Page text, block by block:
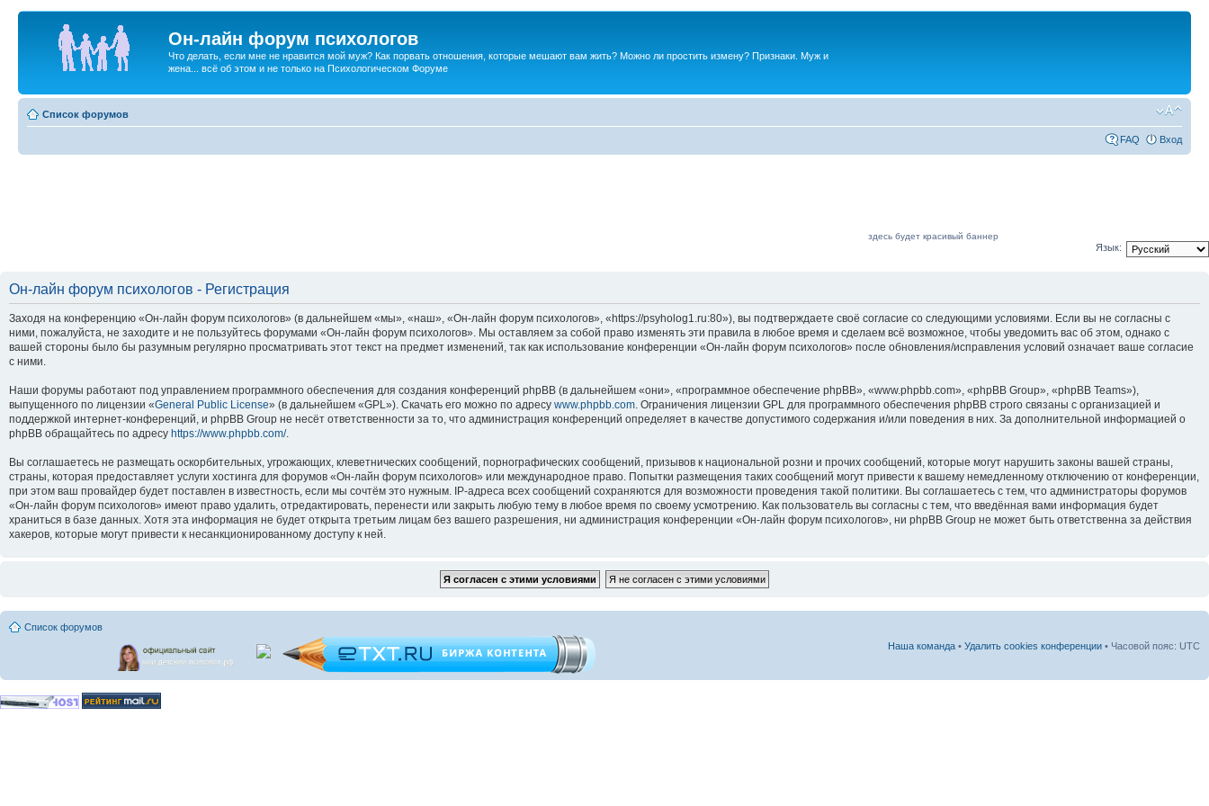
Он-лайн форум психологов
Что делать, если мне не нравится мой муж? Как порвать отношения, которые мешают вам жить? Можно ли простить измену? Признаки. Муж и
жена... всё об этом и не только на Психологическом Форуме
Список форумов
FAQ Вход
здесь будет красивый баннер
Язык:
Он-лайн форум психологов - Регистрация
Заходя на конференцию «Он-лайн форум психологов» (в дальнейшем «мы», «наш», «Он-лайн форум психологов», «https://psyholog1.ru:80»), вы подтверждаете своё согласие со следующими условиями. Если вы не согласны с
ними, пожалуйста, не заходите и не пользуйтесь форумами «Он-лайн форум психологов». Мы оставляем за собой право изменять эти правила в любое время и сделаем всё возможное, чтобы уведомить вас об этом, однако с
вашей стороны было бы разумным регулярно просматривать этот текст на предмет изменений, так как использование конференции «Он-лайн форум психологов» после обновления/исправления условий означает ваше согласие
с ними.
Наши форумы работают под управлением программного обеспечения для создания конференций phpBB (в дальнейшем «они», «программное обеспечение phpBB», «www.phpbb.com», «phpBB Group», «phpBB Teams»),
выпущенного по лицензии «General Public License» (в дальнейшем «GPL»). Скачать его можно по адресу www.phpbb.com. Ограничения лицензии GPL для программного обеспечения phpBB строго связаны с организацией и
поддержкой интернет-конференций, и phpBB Group не несёт ответственности за то, что администрация конференций определяет в качестве допустимого содержания и/или поведения в них. За дополнительной информацией о
phpBB обращайтесь по адресу https://www.phpbb.com/.
Вы соглашаетесь не размещать оскорбительных, угрожающих, клеветнических сообщений, порнографических сообщений, призывов к национальной розни и прочих сообщений, которые могут нарушить законы вашей страны,
страны, которая предоставляет услуги хостинга для форумов «Он-лайн форум психологов» или международное право. Попытки размещения таких сообщений могут привести к вашему немедленному отключению от конференции,
при этом ваш провайдер будет поставлен в известность, если мы сочтём это нужным. IP-адреса всех сообщений сохраняются для возможности проведения такой политики. Вы соглашаетесь с тем, что администраторы форумов
«Он-лайн форум психологов» имеют право удалить, отредактировать, перенести или закрыть любую тему в любое время по своему усмотрению. Как пользователь вы согласны с тем, что введённая вами информация будет
храниться в базе данных. Хотя эта информация не будет открыта третьим лицам без вашего разрешения, ни администрация конференции «Он-лайн форум психологов», ни phpBB Group не может быть ответственна за действия
хакеров, которые могут привести к несанкционированному доступу к ней.
Список форумов
Наша команда • Удалить cookies конференции • Часовой пояс: UTC